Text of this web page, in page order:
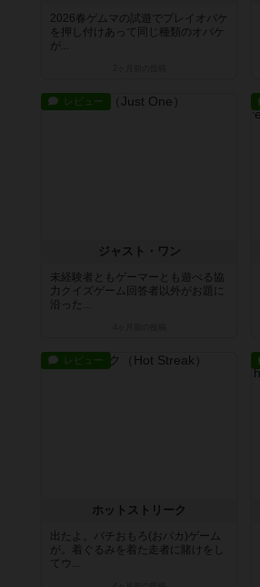
2026春ゲムマの試遊でプレイオバケ
を押し付けあって同じ種類のオバケ
が...
レビュー
ジャスト・ワン
未経験者ともゲーマーとも遊べる協
力クイズゲーム回答者以外がお題に
沿った...
レビュー
ホットストリーク
出たよ。バチおもろ(おバカ)ゲーム
が。着ぐるみを着た走者に賭けをし
てウ...